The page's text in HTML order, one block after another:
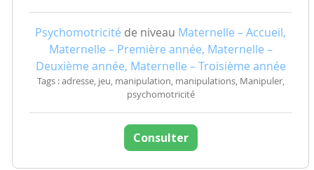
Psychomotricité de niveau Maternelle – Accueil,
Maternelle – Première année, Maternelle –
Deuxième année, Maternelle – Troisième année
Tags : adresse, jeu, manipulation, manipulations, Manipuler,
psychomotricité
Consulter